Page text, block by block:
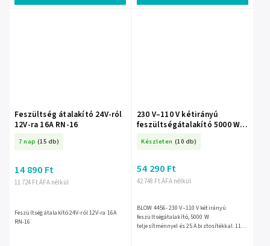
Feszültség átalakító 24V-ról
12V-ra 16A RN-16
7 nap (15 db)
11 724 Ft ÁFA nélkül
14 890 Ft
Feszültség átalakító 24V-ról 12V-ra 16A
RN-16
230 V–110 V kétirányú
feszültségátalakító 5000 W –
Készleten (10 db)
42 748 Ft ÁFA nélkül
54 290 Ft
BLOW 4456- 230 V–110 V kétirányú
feszültségátalakító, 5000 W
teljesítménnyel és 25 A biztosítékkal. 110